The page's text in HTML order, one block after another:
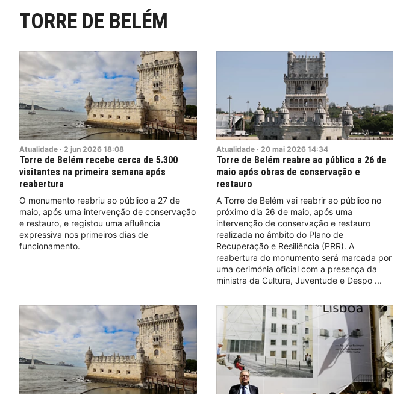
TORRE DE BELÉM
Atualidade · 2 jun 2026 18:08
Torre de Belém recebe cerca de 5.300
visitantes na primeira semana após
reabertura
O monumento reabriu ao público a 27 de
maio, após uma intervenção de conservação
e restauro, e registou uma afluência
expressiva nos primeiros dias de
funcionamento.
Atualidade · 20 mai 2026 14:34
Torre de Belém reabre ao público a 26 de
maio após obras de conservação e
restauro
A Torre de Belém vai reabrir ao público no
próximo dia 26 de maio, após uma
intervenção de conservação e restauro
realizada no âmbito do Plano de
Recuperação e Resiliência (PRR). A
reabertura do monumento será marcada por
uma cerimónia oficial com a presença da
ministra da Cultura, Juventude e Despo